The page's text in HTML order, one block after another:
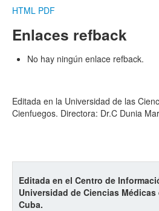
HTML PDF
Enlaces refback
No hay ningún enlace refback.
Editada en la Universidad de las
Cienfuegos. Directora: Dr.C Dunia
Editada en el Centro de
Universidad de Ciencias
Cuba.